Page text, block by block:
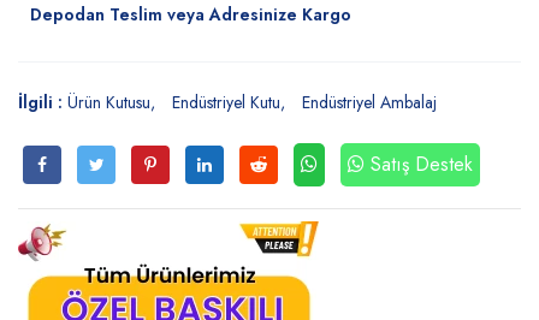
Depodan Teslim veya Adresinize Kargo
İlgili : Ürün Kutusu Endüstriyel Kutu Endüstriyel Ambalaj
Satış Destek